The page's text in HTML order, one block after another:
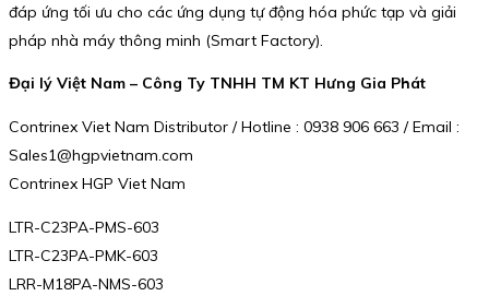
đáp ứng tối ưu cho các ứng dụng tự động hóa phức tạp và giải
pháp nhà máy thông minh (Smart Factory).
Đại lý Việt Nam – Công Ty TNHH TM KT Hưng Gia Phát
Contrinex Viet Nam Distributor / Hotline : 0938 906 663 / Email :
Sales1@hgpvietnam.com
Contrinex HGP Viet Nam
LTR-C23PA-PMS-603
LTR-C23PA-PMK-603
LRR-M18PA-NMS-603